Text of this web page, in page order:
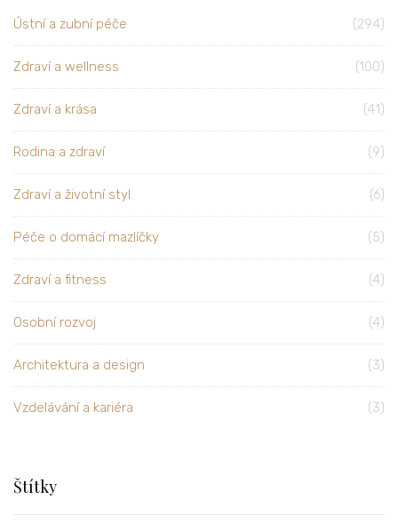
Ústní a zubní péče (294)
Zdraví a wellness (100)
Zdraví a krása (41)
Rodina a zdraví (9)
Zdraví a životní styl (6)
Péče o domácí mazlíčky (5)
Zdraví a fitness (4)
Osobní rozvoj (4)
Architektura a design (3)
Vzdelávání a kariéra (3)
Štítky